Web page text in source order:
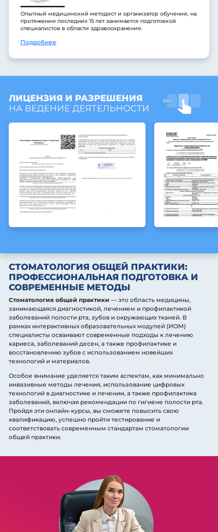
Опытный медицинский методист и организатор обучения, на
протяжении последних 15 лет занимается подготовкой
специалистов в области здравоохранения.
Подробнее
ЛИЦЕНЗИЯ И РАЗРЕШЕНИЯ
НА ВЕДЕНИЕ ДЕЯТЕЛЬНОСТИ
СТОМАТОЛОГИЯ ОБЩЕЙ ПРАКТИКИ:
ПРОФЕССИОНАЛЬНАЯ ПОДГОТОВКА И
СОВРЕМЕННЫЕ МЕТОДЫ
Стоматология общей практики — это область медицины,
занимающаяся диагностикой, лечением и профилактикой
заболеваний полости рта, зубов и окружающих тканей. В
рамках интерактивных образовательных модулей (ИОМ)
специалисты осваивают современные подходы к лечению
кариеса, заболеваний десен, а также профилактике и
восстановлению зубов с использованием новейших
технологий и материалов.
Особое внимание уделяется таким аспектам, как минимально
инвазивные методы лечения, использование цифровых
технологий в диагностике и лечении, а также профилактика
заболеваний, включая рекомендации по гигиене полости рта.
Пройдя эти онлайн-курсы, вы сможете повысить свою
квалификацию, успешно пройти тестирование и
соответствовать современным стандартам стоматологии
общей практики.